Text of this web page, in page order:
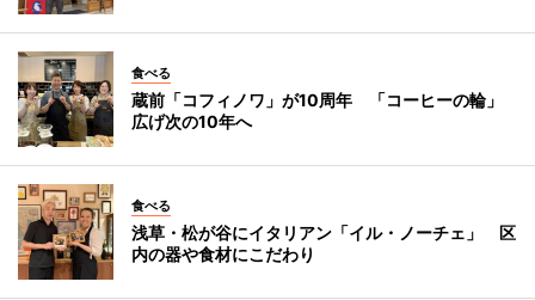
食べる
蔵前「コフィノワ」が10周年 「コーヒーの輪」
広げ次の10年へ
食べる
浅草・松が谷にイタリアン「イル・ノーチェ」 区
内の器や食材にこだわり